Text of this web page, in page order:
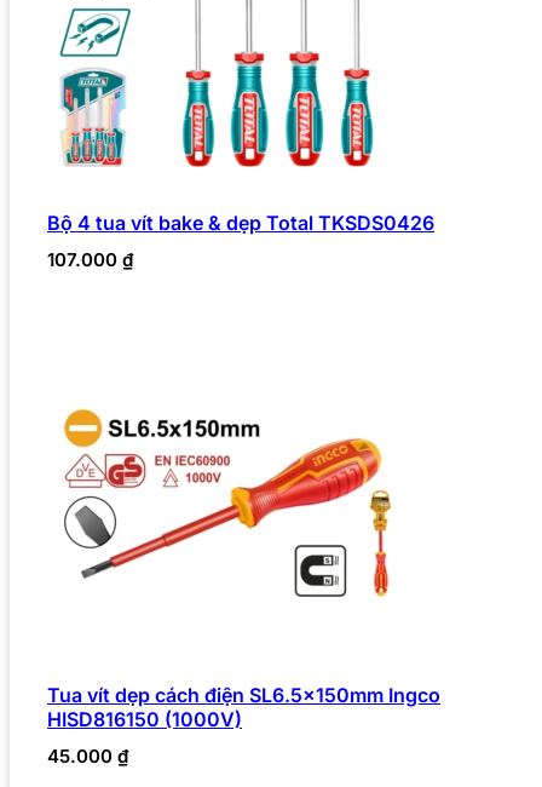
Bộ 4 tua vít bake & dẹp Total TKSDS0426
107.000 ₫
Tua vít dẹp cách điện SL6.5x150mm Ingco
HISD816150 (1000V)
45.000 ₫